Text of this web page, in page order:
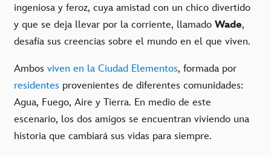
ingeniosa y feroz, cuya amistad con un chico divertido
y que se deja llevar por la corriente, llamado Wade,
desafía sus creencias sobre el mundo en el que viven.
Ambos viven en la Ciudad Elementos, formada por
residentes provenientes de diferentes comunidades:
Agua, Fuego, Aire y Tierra. En medio de este
escenario, los dos amigos se encuentran viviendo una
historia que cambiará sus vidas para siempre.